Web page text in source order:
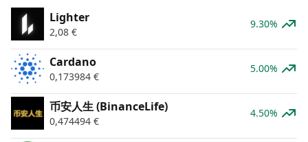
Lighter
2,08 €
9.30%
Cardano
0,173984 €
5.00%
币安人生 (BinanceLife)
0,474494 €
4.50%